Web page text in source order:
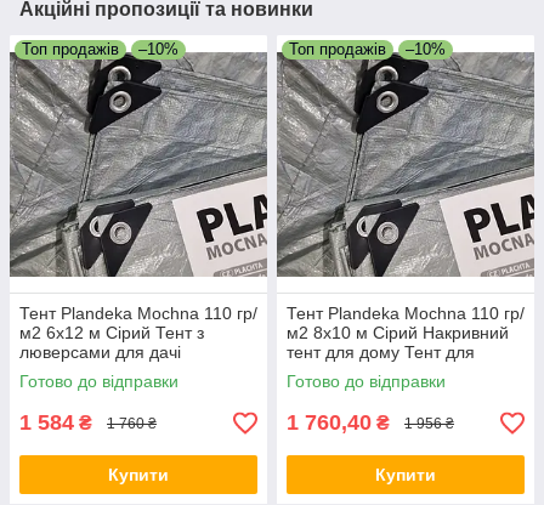
Акційні пропозиції та новинки
Топ продажів –10%
Тент Plandeka Мосhnа 110 гр/
м2 6х12 м Сірий Тент з
люверсами для дачі
Покривний тент для дому
Готово до відправки
1 584 ₴ 1 760 ₴
Купити
Топ продажів –10%
Тент Plandeka Мосhnа 110 гр/
м2 8х10 м Сірий Накривний
тент для дому Тент для
накриття машини
Готово до відправки
1 760,40 ₴ 1 956 ₴
Купити